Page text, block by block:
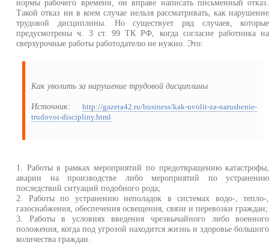
нормы рабочего времени, он вправе написать письменный отказ.
Такой отказ ни в коем случае нельзя рассматривать, как нарушение
трудовой дисциплины. Но существует ряд случаев, которые
предусмотрены ч. 3 ст. 99 ТК РФ, когда согласие работника на
сверхурочные работы работодателю не нужно. Это:
Как уволить за нарушение трудовой дисциплины
Источник:http://gazeta42.ru/business/kak-uvolit-za-narushenie-
trudovoi-discipliny.html
1. Работы в рамках мероприятий по предотвращению катастрофы,
аварии на производстве либо мероприятий по устранению
последствий ситуаций подобного рода;
2. Работы по устранению неполадок в системах водо-, тепло-,
газоснабжения, обеспечения освещения, связи и перевозки граждан;
3. Работы в условиях введения чрезвычайного либо военного
положения, когда под угрозой находится жизнь и здоровье большого
количества граждан.